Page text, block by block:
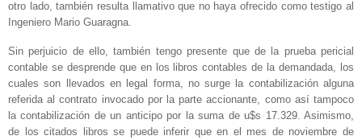
otro lado, también resulta llamativo que no haya ofrecido como testigo al
Ingeniero Mario Guaragna.
Sin perjuicio de ello, también tengo presente que de la prueba pericial
contable se desprende que en los libros contables de la demandada, los
cuales son llevados en legal forma, no surge la contabilización alguna
referida al contrato invocado por la parte accionante, como así tampoco
la contabilización de un anticipo por la suma de u$s 17.329. Asimismo,
de los citados libros se puede inferir que en el mes de noviembre de